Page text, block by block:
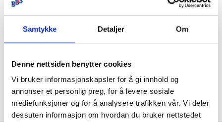
Samtykke Detaljer Om
Denne nettsiden benytter cookies
Vi bruker informasjonskapsler for å gi innhold og
annonser et personlig preg, for å levere sosiale
mediefunksjoner og for å analysere trafikken vår. Vi deler
dessuten informasjon om hvordan du bruker nettstedet
eller lignende.
Denne pakken består av 24 stk GEL celler på 2V som
så seriekobles til et 48V anlegg. Pakken er komplett
GEL batterier av denne typen har lang levetid og
svært gode syklingsegenskaper. TA KONTAKT MED
OSS PÅ EPOST ELLER TELEFON FOR MER
INFORMASJON.
Ingen produkt som er tilgjengelige for kjøp funnet